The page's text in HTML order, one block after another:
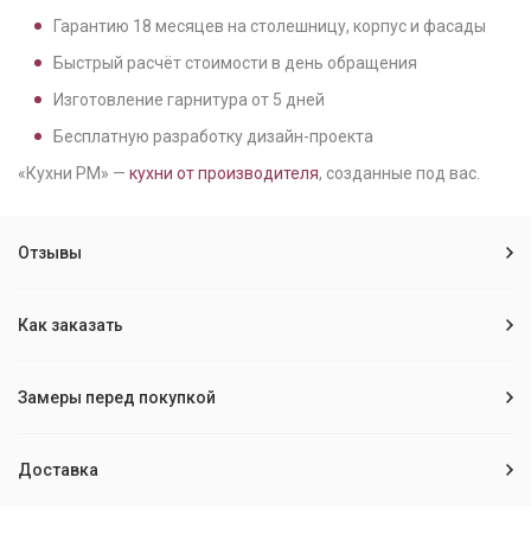
Гарантию 18 месяцев на столешницу, корпус и фасады
Быстрый расчёт стоимости в день обращения
Изготовление гарнитура от 5 дней
Бесплатную разработку дизайн-проекта
«Кухни РМ» — кухни от производителя, созданные под вас.
Отзывы
Как заказать
Замеры перед покупкой
Доставка